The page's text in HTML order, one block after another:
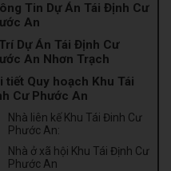
Tin Dự Án Tái Định Cư
An
Dự Án Tái Định Cư
An Nhơn Trạch
tiết Quy hoạch Khu Tái
Cư Phước An
Nhà liên kế Khu Tái Đinh Cư
Phước An:
Nhà ở xã hội Khu Tái Định Cư
Phước An